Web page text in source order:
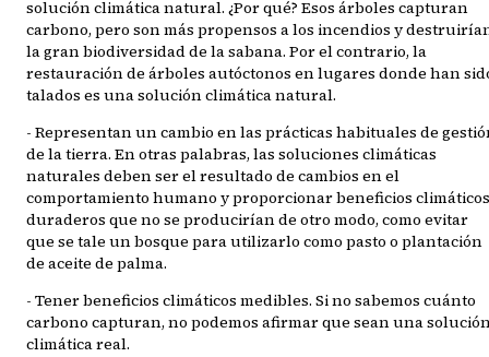
solución climática natural. ¿Por qué? Esos árboles capturan
carbono, pero son más propensos a los incendios y
la gran biodiversidad de la sabana. Por el contrario, la
restauración de árboles autóctonos en lugares donde han
talados es una solución climática natural.
- Representan un cambio en las prácticas habituales de
de la tierra. En otras palabras, las soluciones climáticas
naturales deben ser el resultado de cambios en el
comportamiento humano y proporcionar beneficios climáticos
duraderos que no se producirían de otro modo, como evitar
que se tale un bosque para utilizarlo como pasto o plantación
de aceite de palma.
- Tener beneficios climáticos medibles. Si no sabemos cuánto
carbono capturan, no podemos afirmar que sean una
climática real.